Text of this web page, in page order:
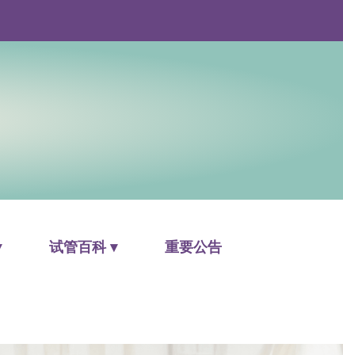
试管百科 ▾ 重要公告